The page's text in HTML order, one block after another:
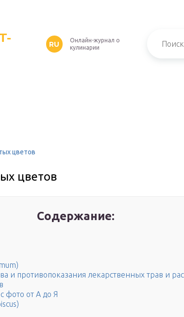
RU
Онлайн-журнал о
кулинарии
цветов
цветов
Содержание:
и противопоказания лекарственных трав и
фото от А до Я